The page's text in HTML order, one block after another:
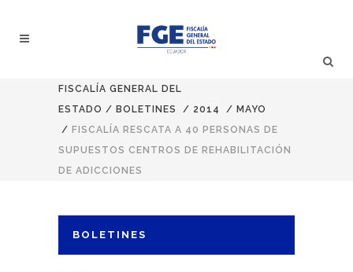
FISCALÍA GENERAL DEL
ESTADO / BOLETINES / 2014 / MAYO
/ FISCALÍA RESCATA A 40 PERSONAS DE
SUPUESTOS CENTROS DE REHABILITACIÓN
DE ADICCIONES
BOLETINES